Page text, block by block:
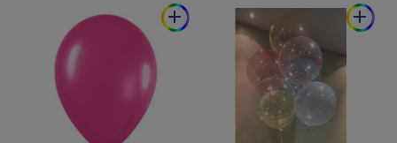
add add